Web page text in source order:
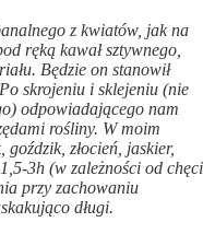
z kwiatów, jak na
ręką kawał sztywnego,
Będzie on stanowił
skrojeniu i sklejeniu (nie
odpowiadającego nam
rośliny. W moim
złocień, jaskier,
3h (w zależności od chęci
przy zachowaniu
długi.